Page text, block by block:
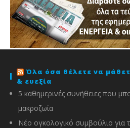
Όλα όσα θέλετε να
& ευεξία
5 καθημερινές συνήθειες που
μακροζωία
Νέο ογκολογικό συμβούλιο για